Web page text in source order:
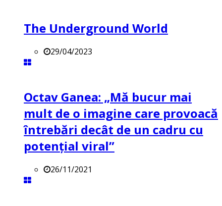
The Underground World
29/04/2023
Octav Ganea: „Mă bucur mai
mult de o imagine care provoacă
întrebări decât de un cadru cu
potenţial viral”
26/11/2021